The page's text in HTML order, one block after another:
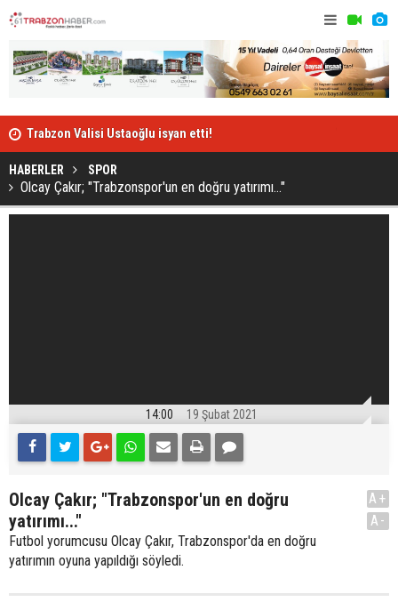
Trabzon Valisi Ustaoğlu isyan etti!
HABERLER SPOR
Olcay Çakır; "Trabzonspor'un en doğru yatırımı..."
14:00 19 Şubat 2021
Olcay Çakır; "Trabzonspor'un en doğru
yatırımı..."
Futbol yorumcusu Olcay Çakır, Trabzonspor'da en doğru
yatırımın oyuna yapıldığı söyledi.
A+
A-